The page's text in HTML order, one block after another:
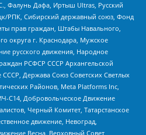
Фалунь Дафа, Иртыш Ultras, Русский
РПК, Сибирский державный союз, Фонд
прав граждан, Штабы Навального,
округа г. Краснодара, Мужское
русского движения, Народное
РСФСР СССР Архангельской
Держава Союз Советских Светлых
Районов, Meta Platforms Inc,
С14, Добровольческое Движение
Черный Комитет, Татарстанское
движение, Невоград,
Весна, Верховный Совет